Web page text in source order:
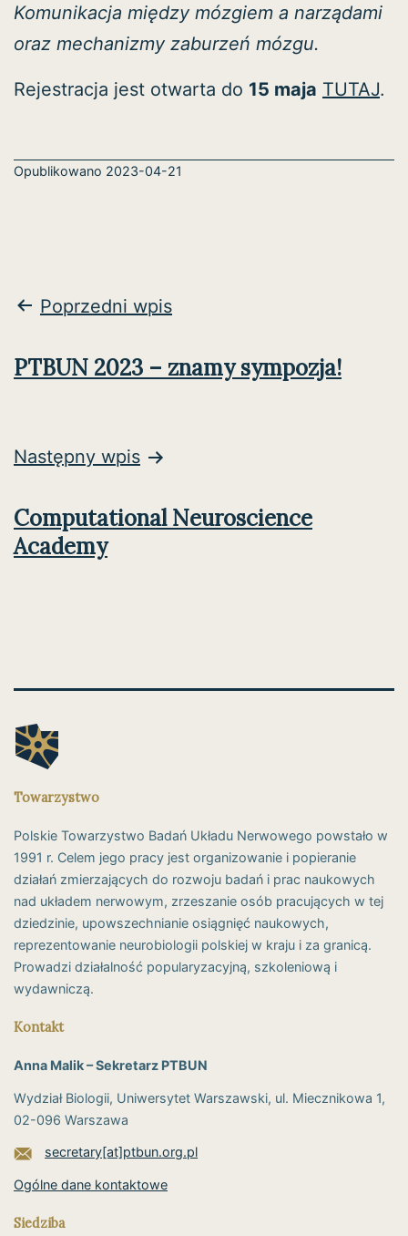
Komunikacja między mózgiem a narządami
oraz mechanizmy zaburzeń mózgu.
Rejestracja jest otwarta do 15 maja TUTAJ.
Opublikowano 2023-04-21
Nawigacja
Poprzedni wpis
PTBUN 2023 – znamy sympozja!
Następny wpis
Computational Neuroscience
Academy
Towarzystwo
Polskie Towarzystwo Badań Układu Nerwowego powstało w
1991 r. Celem jego pracy jest organizowanie i popieranie
działań zmierzających do rozwoju badań i prac naukowych
nad układem nerwowym, zrzeszanie osób pracujących w tej
dziedzinie, upowszechnianie osiągnięć naukowych,
reprezentowanie neurobiologii polskiej w kraju i za granicą.
Prowadzi działalność popularyzacyjną, szkoleniową i
wydawniczą.
Kontakt
Anna Malik – Sekretarz PTBUN
Wydział Biologii, Uniwersytet Warszawski, ul. Miecznikowa 1,
02-096 Warszawa
secretary[at]ptbun.org.pl
Ogólne dane kontaktowe
Siedziba